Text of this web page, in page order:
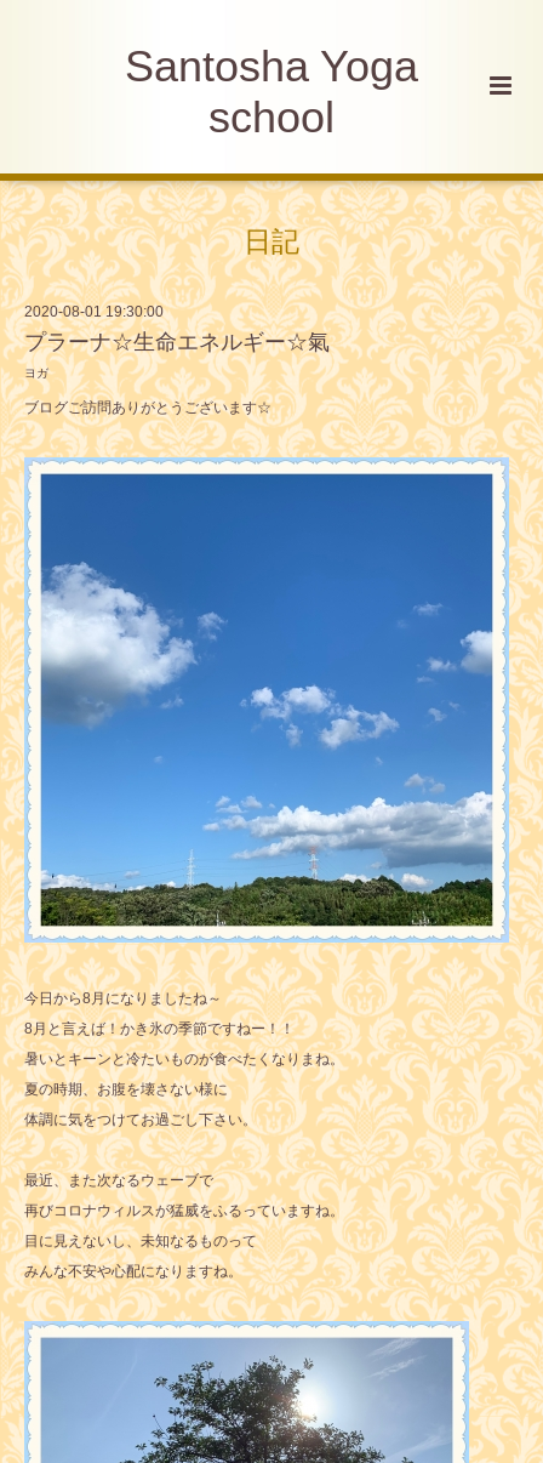
Santosha Yoga
school
日記
2020-08-01 19:30:00
プラーナ☆生命エネルギー☆氣
ヨガ
ブログご訪問ありがとうございます☆
今日から8月になりましたね～
8月と言えば！かき氷の季節ですねー！！
暑いとキーンと冷たいものが食べたくなりまね。
夏の時期、お腹を壊さない様に
体調に気をつけてお過ごし下さい。
最近、また次なるウェーブで
再びコロナウィルスが猛威をふるっていますね。
目に見えないし、未知なるものって
みんな不安や心配になりますね。